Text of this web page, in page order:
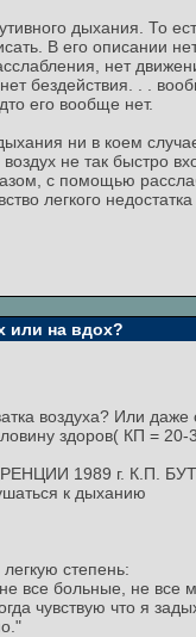
дыхания. То
В его описании
нет
бездействия. . .
его вообще нет.
ни в коем
не так быстро
с помощью
легкого
или на вдох?
воздуха? Или даже
здоров( КП = 20-
1989 г. К.П.
к дыханию
степень:
все больные, не все
чувствую что я